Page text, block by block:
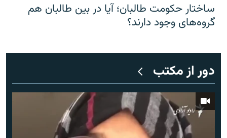
ساختار حکومت طالبان؛ آیا در بین طالبان هم
گروه‌های وجود دارند؟
دور از مکتب